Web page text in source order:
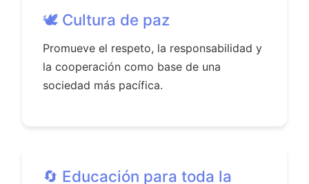
🕊️ Cultura de paz
Promueve el respeto, la responsabilidad y
la cooperación como base de una
sociedad más pacífica.
🔄 Educación para toda la